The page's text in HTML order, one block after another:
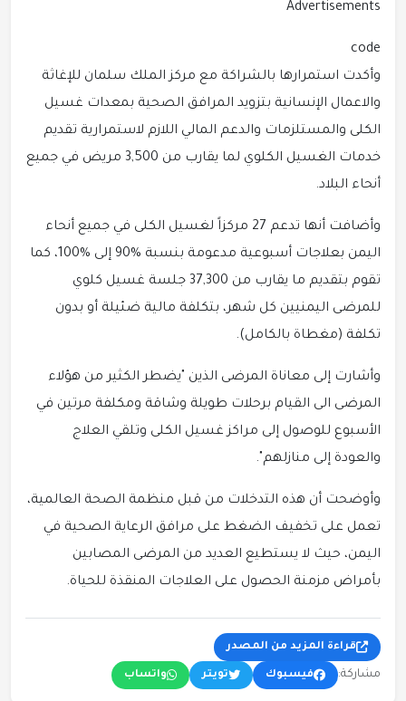
Advertisements
code
وأكدت استمرارها بالشراكة مع مركز الملك سلمان للإغاثة
والاعمال الإنسانية بتزويد المرافق الصحية بمعدات غسيل
الكلى والمستلزمات والدعم المالي اللازم لاستمرارية تقديم
خدمات الغسيل الكلوي لما يقارب من 3,500 مريض في جميع
أنحاء البلاد.
وأضافت أنها تدعم 27 مركزاً لغسيل الكلى في جميع أنحاء
اليمن بعلاجات أسبوعية مدعومة بنسبة %90 إلى %100، كما
تقوم بتقديم ما يقارب من 37,300 جلسة غسيل كلوي
للمرضى اليمنيين كل شهر، بتكلفة مالية ضئيلة أو بدون
تكلفة (مغطاة بالكامل).
وأشارت إلى معاناة المرضى الذين "يضطر الكثير من هؤلاء
المرضى الى القيام برحلات طويلة وشاقة ومكلفة مرتين في
الأسبوع للوصول إلى مراكز غسيل الكلى وتلقي العلاج
والعودة إلى منازلهم".
وأوضحت أن هذه التدخلات من قبل منظمة الصحة العالمية،
تعمل على تخفيف الضغط على مرافق الرعاية الصحية في
اليمن، حيث لا يستطيع العديد من المرضى المصابين
بأمراض مزمنة الحصول على العلاجات المنقذة للحياة.
قراءة المزيد من المصدر
مشاركة: فيسبوك تويتر واتساب